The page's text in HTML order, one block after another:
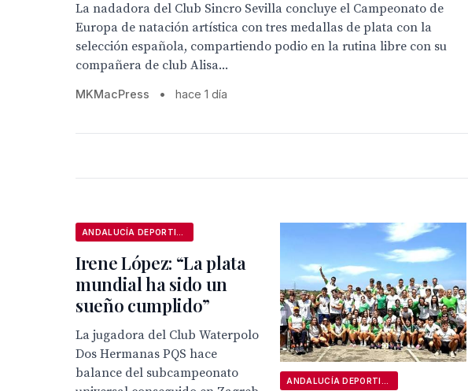
La nadadora del Club Sincro Sevilla concluye el Campeonato de
Europa de natación artística con tres medallas de plata con la
selección española, compartiendo podio en la rutina libre con su
compañera de club Alisa...
MKMacPress • hace 1 día
Irene López: “La plata
mundial ha sido un
sueño cumplido”
La jugadora del Club Waterpolo
Dos Hermanas PQS hace
balance del subcampeonato